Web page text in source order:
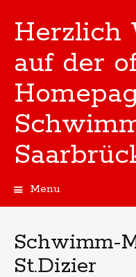
Herzlich
auf der
Menu
Schwimm-
St.Dizier